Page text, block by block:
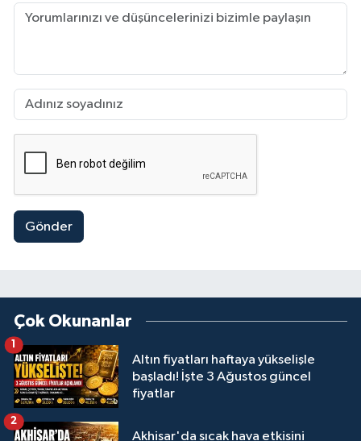
Gönder
Çok Okunanlar
Altın fiyatları haftaya yükselişle
başladı! İşte 3 Ağustos güncel
fiyatlar
1
Akhisar'da sıcak hava etkisini
2